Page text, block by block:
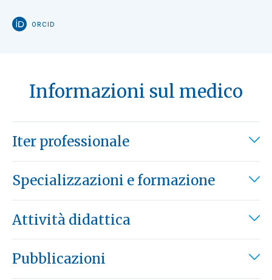
ORCID
Informazioni sul medico
Iter professionale
Specializzazioni e formazione
Attività didattica
Pubblicazioni